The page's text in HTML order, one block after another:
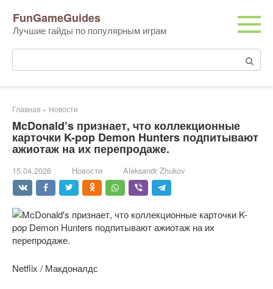
контенту
FunGameGuides
Лучшие гайды по популярным играм
Поиск:
Главная » Новости
McDonald’s признает, что коллекционные
карточки K-pop Demon Hunters подпитывают
ажиотаж на их перепродаже.
15.04.2026 Новости Aleksandr Zhukov
Netflix / Макдоналдс